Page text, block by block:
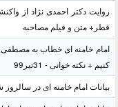
روایت دکتر احمدی نژاد از
قطر+ متن و فیلم مصاحبه
امام خامنه ای خطاب به
کنیم + نکته خوانی - 31تیر99
بیانات امام خامنه ای در سالروز